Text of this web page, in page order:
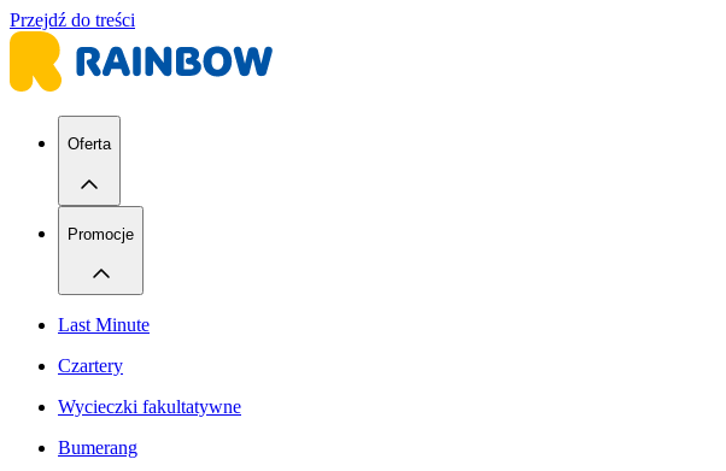
Przejdź do treści
Oferta
Promocje
Last Minute
Czartery
Wycieczki fakultatywne
Bumerang